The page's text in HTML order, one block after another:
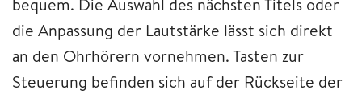
bequem. Die Auswahl des nächsten Titels oder
die Anpassung der Lautstärke lässt sich direkt
an den Ohrhörern vornehmen. Tasten zur
Steuerung befinden sich auf der Rückseite der